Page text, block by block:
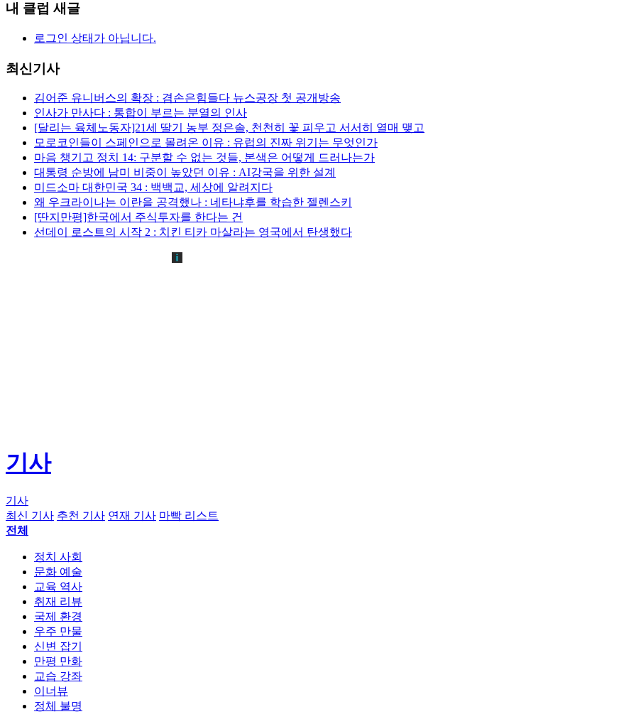
내 클럽 새글
로그인 상태가 아닙니다.
최신기사
김어준 유니버스의 확장 : 겸손은힘들다 뉴스공장 첫 공개방송
인사가 만사다 : 통합이 부르는 분열의 인사
[달리는 육체노동자]21세 딸기 농부 정은솔, 천천히 꽃 피우고 서서히 열매 맺고
모로코인들이 스페인으로 몰려온 이유 : 유럽의 진짜 위기는 무엇인가
마음 챙기고 정치 14: 구분할 수 없는 것들, 본색은 어떻게 드러나는가
대통령 순방에 남미 비중이 높았던 이유 : AI강국을 위한 설계
미드소마 대한민국 34 : 백백교, 세상에 알려지다
왜 우크라이나는 이란을 공격했나 : 네타냐후를 학습한 젤렌스키
[딴지만평]한국에서 주식투자를 한다는 건
선데이 로스트의 시작 2 : 치킨 티카 마살라는 영국에서 탄생했다
기사
기사
최신 기사 추천 기사 연재 기사 마빡 리스트
전체
정치 사회
문화 예술
교육 역사
취재 리뷰
국제 환경
우주 만물
신변 잡기
만평 만화
교습 강좌
이너뷰
정체 불명